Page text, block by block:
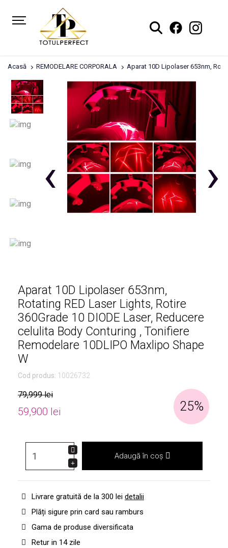
Acasă REMODELARE CORPORALA Aparat 10D Lipolaser 653nm,
›
‹
Aparat 10D Lipolaser 653nm,
Rotating RED Laser Lights, Rotire
360Grade 10 DIODE Laser, Reducere
celulita Body Conturing , Tonifiere
Remodelare 10DLIPO Maxlipo Shape
W
Cod produs: 10026732
79,999 lei
59,900 lei 25%
Adaugă în coș
Livrare gratuită de la 300 lei detalii
Plăți sigure prin card sau ramburs
Gama de produse diversificata
Retur in 14 zile